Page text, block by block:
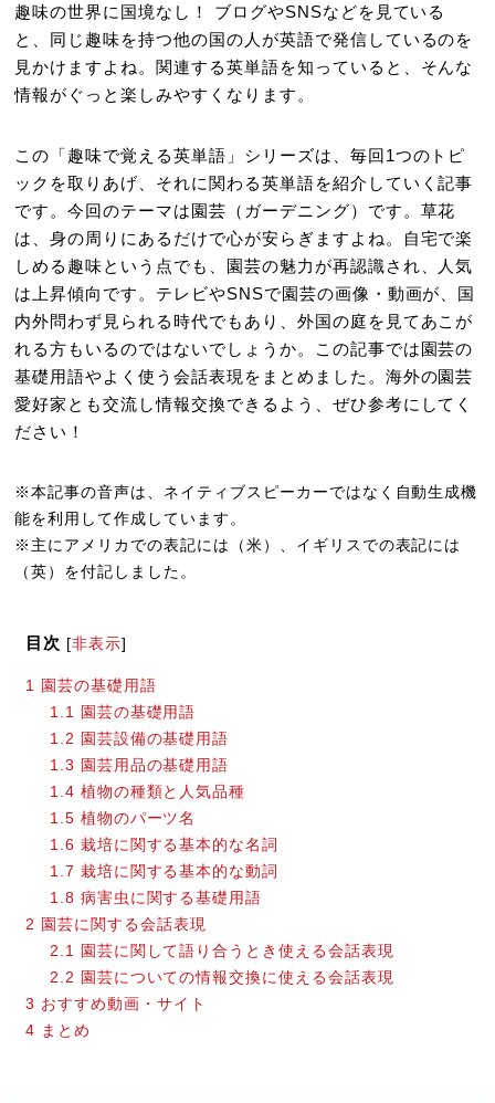
趣味の世界に国境なし！ ブログやSNSなどを見ている
と、同じ趣味を持つ他の国の人が英語で発信しているのを
見かけますよね。関連する英単語を知っていると、そんな
情報がぐっと楽しみやすくなります。
この「趣味で覚える英単語」シリーズは、毎回1つのトピ
ックを取りあげ、それに関わる英単語を紹介していく記事
です。今回のテーマは園芸（ガーデニング）です。草花
は、身の周りにあるだけで心が安らぎますよね。自宅で楽
しめる趣味という点でも、園芸の魅力が再認識され、人気
は上昇傾向です。テレビやSNSで園芸の画像・動画が、国
内外問わず見られる時代でもあり、外国の庭を見てあこが
れる方もいるのではないでしょうか。この記事では園芸の
基礎用語やよく使う会話表現をまとめました。海外の園芸
愛好家とも交流し情報交換できるよう、ぜひ参考にしてく
ださい！
※本記事の音声は、ネイティブスピーカーではなく自動生成機
能を利用して作成しています。
※主にアメリカでの表記には（米）、イギリスでの表記には
（英）を付記しました。
目次 [非表示]
1
園芸の基礎用語
1.1
園芸の基礎用語
1.2 園芸設備の基礎用語
1.3 園芸用品の基礎用語
1.4 植物の種類と人気品種
1.5 植物のパーツ名
1.6 栽培に関する基本的な名詞
1.7 栽培に関する基本的な動詞
1.8 病害虫に関する基礎用語
2 園芸に関する会話表現
2.1
園芸に関して語り合うとき使える会話表現
2.2 園芸についての情報交換に使える会話表現
3 おすすめ動画・サイト
4 まとめ